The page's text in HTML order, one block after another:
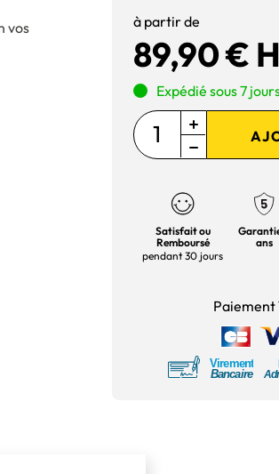
vos
à partir de
89,90 €
Expédié sous 7
Satisfait ou
Remboursé
pendant 30 jours
ans
Paiement